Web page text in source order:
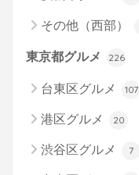
その他（西部）
東京都グルメ 226
台東区グルメ 107
港区グルメ 20
渋谷区グルメ 7